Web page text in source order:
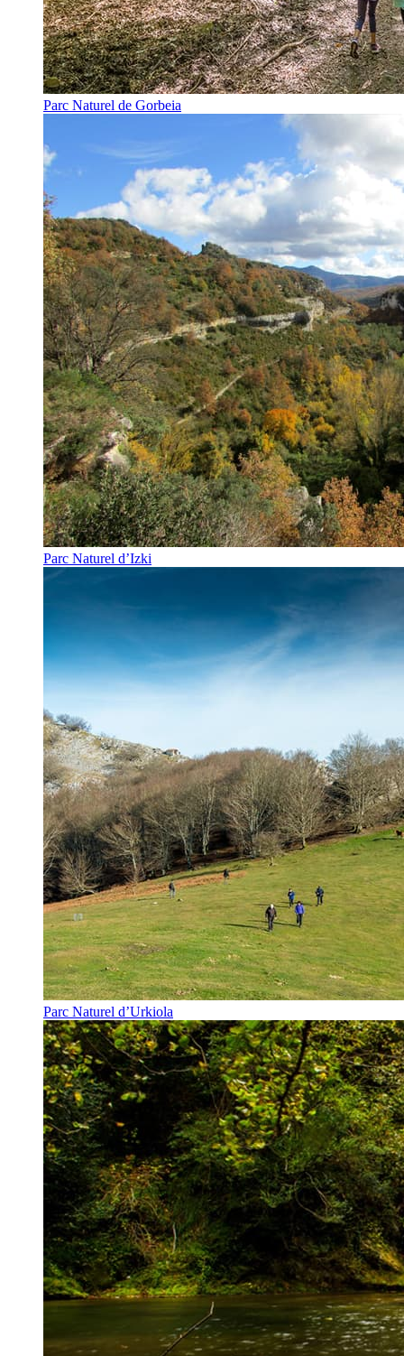
Parc Naturel de Gorbeia
Parc Naturel d’Izki
Parc Naturel d’Urkiola